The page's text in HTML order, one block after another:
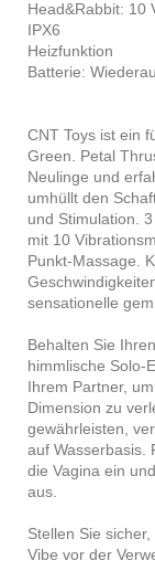
IPX6
CNT Toys ist ein
Green. Petal
Neulinge und
umhüllt den
und Stimulation.
mit 10
Punkt-Massage.
sensationelle
Behalten Sie
himmlische Solo-
Ihrem Partner,
Dimension zu
gewährleisten,
auf Wasserbasis.
die Vagina ein
aus.
Stellen Sie
Vibe vor der